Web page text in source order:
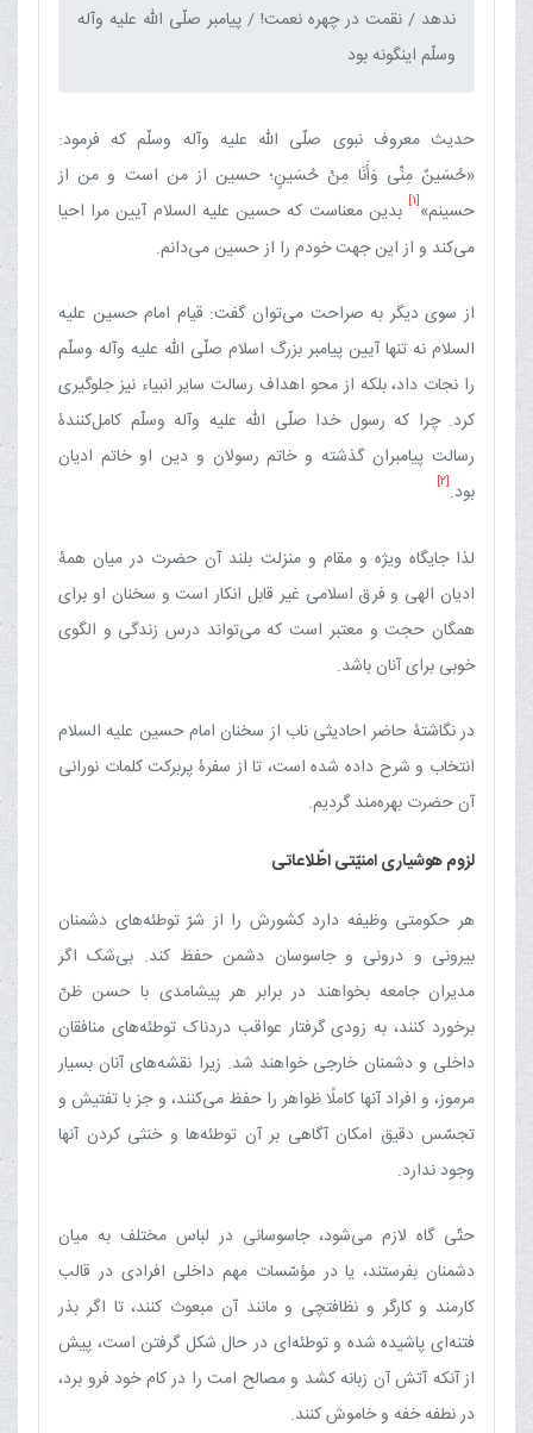
ندهد / نقمت در چهره نعمت! / پیامبر صلّی الله علیه وآله
وسلّم اینگونه بود‌
حدیث معروف نبوی صلّی الله علیه وآله وسلّم که فرمود:
«حُسَینٌ مِنِّی وَأَنَا مِنْ حُسَینٍ؛ حسین از من است و من از
حسینم»[1] بدین معناست که حسین علیه السلام آیین مرا احیا
می‌کند و از این جهت خودم را از حسین می‌دانم.
از سوی دیگر به صراحت می‌توان گفت: قیام امام حسین علیه
السلام نه تنها آیین پیامبر بزرگ اسلام صلّی الله علیه وآله وسلّم
را نجات داد، بلکه از محو اهداف رسالت سایر انبیاء نیز جلوگیری
کرد. چرا که رسول خدا صلّی الله علیه وآله وسلّم کامل‌کنندۀ
رسالت پیامبران گذشته و خاتم رسولان و دین او خاتم ادیان
بود.[2]
لذا جایگاه ویژه و مقام و منزلت بلند آن حضرت در میان همۀ
ادیان الهی و فرق اسلامی غیر قابل انکار است و سخنان او برای
همگان حجت و معتبر است که می‌تواند درس زندگی و الگوی
خوبی برای آنان باشد.
در نگاشتۀ حاضر احادیثی ناب از سخنان امام حسین علیه السلام
انتخاب و شرح داده شده است، تا از سفرۀ پربرکت کلمات نورانی
آن حضرت بهره‌مند گردیم.
لزوم هوشیاری امنیّتی اطّلاعاتی
هر حکومتی‏ وظیفه‏ دارد کشورش را از شرّ توطئه‌های دشمنان
بیرونی و درونی و جاسوسان دشمن حفظ کند. بی‌شک اگر
مدیران جامعه بخواهند در برابر هر پیشامدی با حسن ظنّ
برخورد کنند، به زودی گرفتار عواقب دردناک توطئه‌های منافقان
داخلی و دشمنان خارجی خواهند شد. زیرا نقشه‌های آنان بسیار
مرموز، و افراد آنها کاملًا ظواهر را حفظ می‌کنند، و جز با تفتیش و
تجسّس دقیق امکان‏ آگاهی بر آن توطئه‌ها و خنثی کردن آنها
وجود ندارد.
حتّی گاه لازم می‌شود، جاسوسانی در لباس مختلف به میان
دشمنان بفرستند، یا در مؤسّسات مهم داخلی افرادی در قالب
کارمند و کارگر و نظافتچی و مانند آن مبعوث کنند، تا اگر بذر
فتنه‌ای پاشیده شده و توطئه‌ای در حال شکل گرفتن است، پیش
از آنکه آتش آن زبانه کشد و مصالح امت را در کام خود فرو برد،
در نطفه خفه و خاموش کنند.